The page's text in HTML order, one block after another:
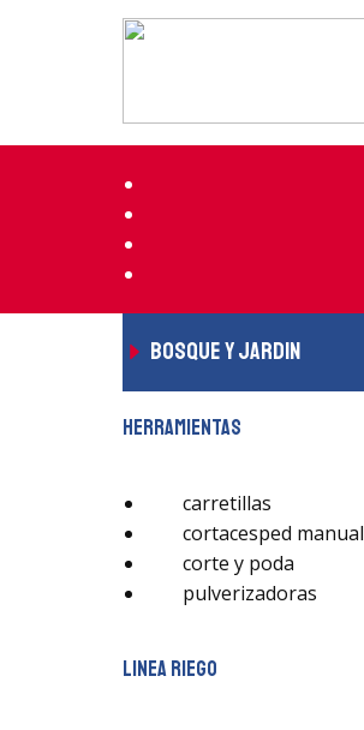
bosque y jardin
herramientas
carretillas
cortacesped manual
corte y poda
pulverizadoras
linea riego